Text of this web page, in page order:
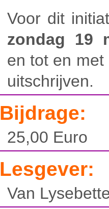
Voor dit
zondag 19
en tot en met
uitschrijven.
Bijdrage:
25,00 Euro
Lesgever:
Van